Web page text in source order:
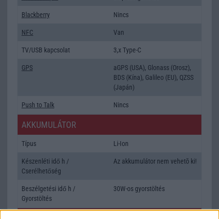
Blackberry Nincs
NFC Van
TV/USB kapcsolat 3,x Type-C
GPS
aGPS (USA), Glonass (Orosz),
BDS (Kína), Galileo (EU), QZSS
(Japán)
Push to Talk Nincs
AKKUMULÁTOR
Típus Li-Ion
Készenléti idő h /
Cserélhetőség
Az akkumulátor nem vehetõ ki!
Beszélgetési idő h /
Gyorstöltés
30W-os gyorstöltés